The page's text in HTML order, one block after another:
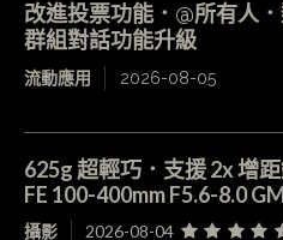
改進投票功能．@所有
群組對話功能升級
流動應用 2026-08-05
625g 超輕巧．支援 2x 增
FE 100-400mm F5.6-8.0
攝影 2026-08-04